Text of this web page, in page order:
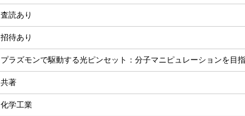
査読あり
招待あり
プラズモンで駆動する光ピンセット：分子マニピュレーションを目
共著
化学工業